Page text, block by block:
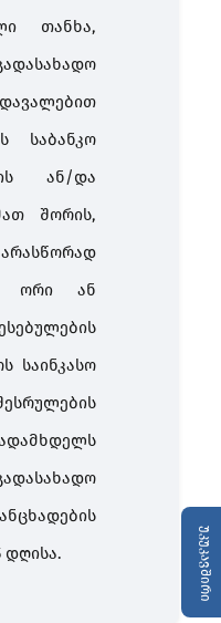
უკუკავშირი
თანხა,
საბანკო
ან/და
შორის,
ორი ან
საინკასო
დღისა.